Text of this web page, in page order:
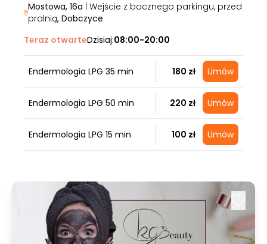
Mostowa, 16a | Wejście z bocznego parkingu, przed
pralnią, Dobczyce
Teraz otwarteDzisiaj:08:00-20:00
Endermologia LPG 35 min 180 zł Umów
Endermologia LPG 50 min 220 zł Umów
Endermologia LPG 15 min 100 zł Umów